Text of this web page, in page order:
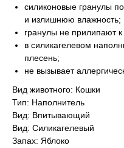
силиконовые гранулы
и излишнюю влажность;
гранулы не прилипают
в силикагелевом
плесень;
не вызывает
Вид животного: Кошки
Тип: Наполнитель
Вид: Впитывающий
Вид: Силикагелевый
Запах: Яблоко